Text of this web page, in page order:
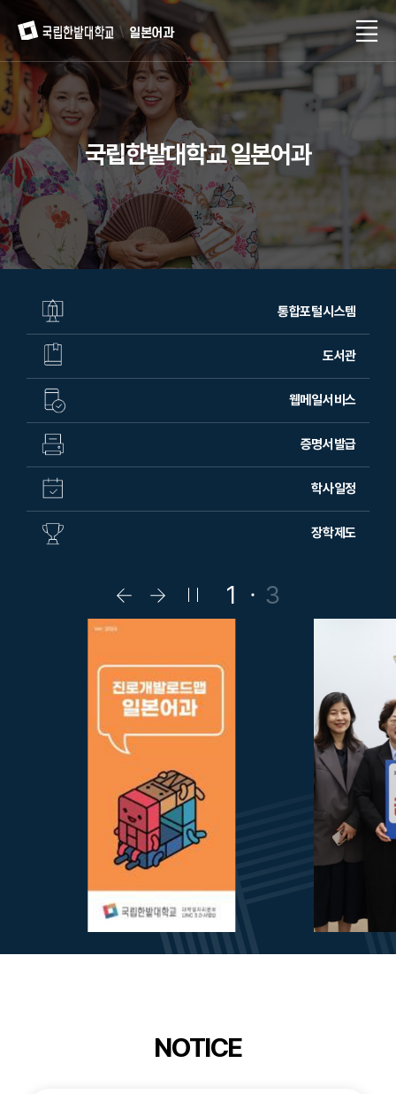
일본어과
국립한밭대학교 일본어과
통합포털시스템
도서관
웹메일서비스
증명서발급
학사일정
장학제도
팝
라
이
드
이
전
팝
라
이
드
다
팝
라
이
드
정
1 3
NOTICE